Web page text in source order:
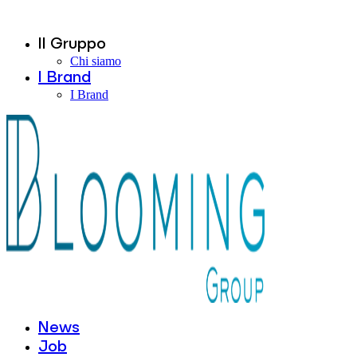
Il Gruppo
Chi siamo
I Brand
I Brand
News
Job